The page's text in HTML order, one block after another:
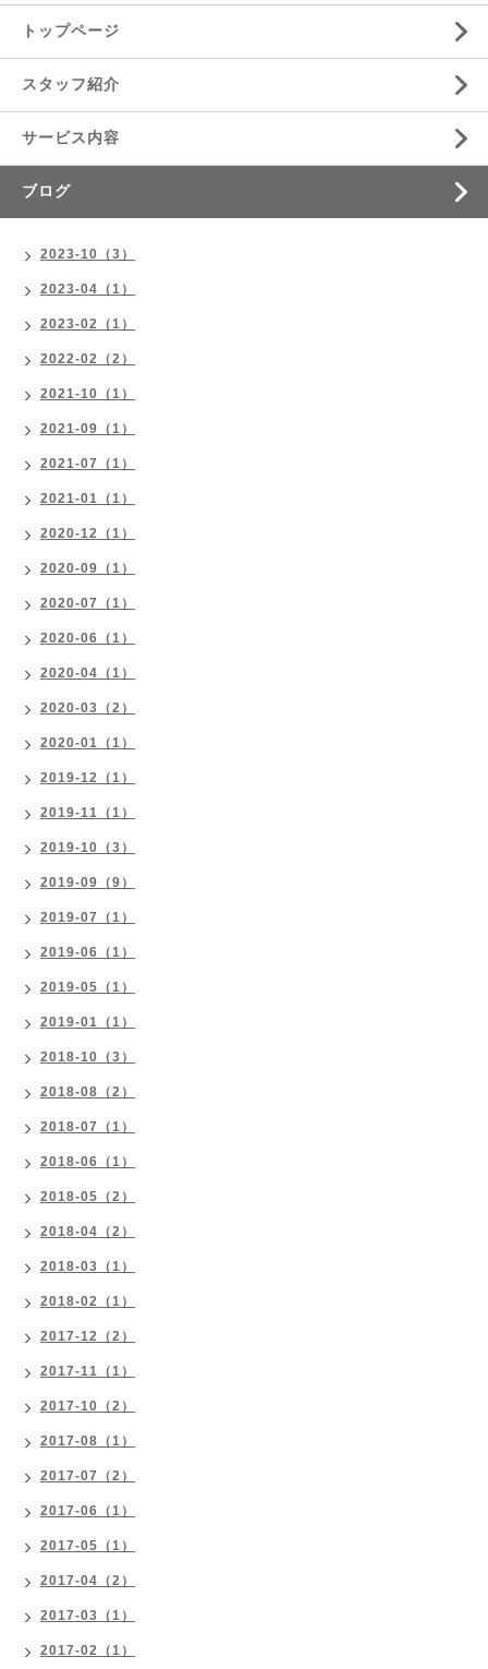
トップページ
スタッフ紹介
サービス内容
ブログ
2023-10（3）
2023-04（1）
2023-02（1）
2022-02（2）
2021-10（1）
2021-09（1）
2021-07（1）
2021-01（1）
2020-12（1）
2020-09（1）
2020-07（1）
2020-06（1）
2020-04（1）
2020-03（2）
2020-01（1）
2019-12（1）
2019-11（1）
2019-10（3）
2019-09（9）
2019-07（1）
2019-06（1）
2019-05（1）
2019-01（1）
2018-10（3）
2018-08（2）
2018-07（1）
2018-06（1）
2018-05（2）
2018-04（2）
2018-03（1）
2018-02（1）
2017-12（2）
2017-11（1）
2017-10（2）
2017-08（1）
2017-07（2）
2017-06（1）
2017-05（1）
2017-04（2）
2017-03（1）
2017-02（1）